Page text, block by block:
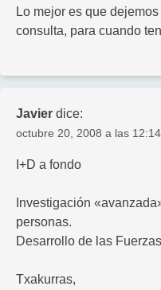
Lo mejor es que
consulta, para cuando
Javier dice:
octubre 20, 2008 a las 12:14
I+D a fondo
Investigación
personas.
Desarrollo de las
Txakurras,